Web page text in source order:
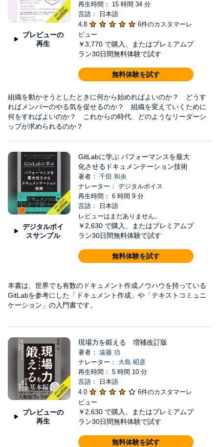
プレビューの
再生
再生時間： 15 時間 34 分
言語： 日本語
4.8
6件のカスタマーレ
ビュー
￥3,770 で購入、またはプレミアムプ
ラン30日間無料体験で試す
無料体験を試す
組織を動かそうとしたときに何から始めればよいのか？ どうす
ればメンバーのやる気を促せるのか？ 組織を変えていくために
何をすればよいのか？ これからの時代、どのようなリーダーシ
ップが求められるのか？
デジタルボイ
スサンプル
GitLabに学ぶ パフォーマンスを最大
化させるドキュメンテーション技術
著者： 千田 和央
ナレーター： デジタルボイス
再生時間： 6 時間 9 分
言語： 日本語
レビューはまだありません。
￥2,630 で購入、またはプレミアムプ
ラン30日間無料体験で試す
無料体験を試す
本書は、世界でも有数のドキュメント作成ノウハウを持っている
GitLabを参考にした「ドキュメント作成」や「テキストコミュニ
ケーション」の入門書です。
プレビューの
再生
現場力を鍛える 増補改訂版
著者： 遠藤 功
ナレーター： 大島 昭彦
再生時間： 5 時間 10 分
言語： 日本語
4.0
6件のカスタマーレ
ビュー
￥2,630 で購入、またはプレミアムプ
ラン30日間無料体験で試す
無料体験を試す